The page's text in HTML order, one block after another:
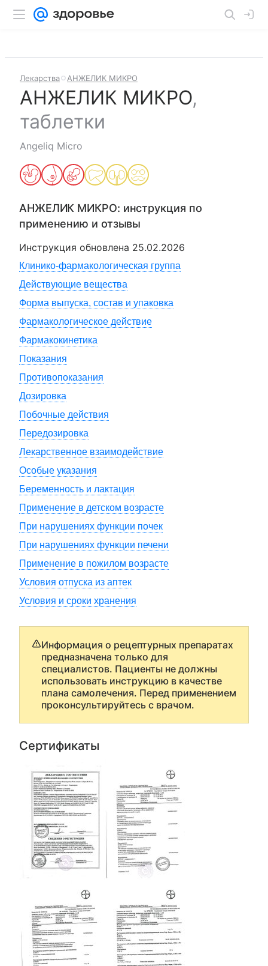
Лекарства АНЖЕЛИК МИКРО
АНЖЕЛИК МИКРО,
таблетки
Angeliq Micro
АНЖЕЛИК МИКРО: инструкция по
применению и отзывы
Инструкция обновлена 25.02.2026
Клинико-фармакологическая группа
Действующие вещества
Форма выпуска, состав и упаковка
Фармакологическое действие
Фармакокинетика
Показания
Противопоказания
Дозировка
Побочные действия
Передозировка
Лекарственное взаимодействие
Особые указания
Беременность и лактация
Применение в детском возрасте
При нарушениях функции почек
При нарушениях функции печени
Применение в пожилом возрасте
Условия отпуска из аптек
Условия и сроки хранения
Информация о рецептурных препаратах
предназначена только для
специалистов. Пациенты не должны
использовать инструкцию в качестве
плана самолечения. Перед применением
проконсультируйтесь с врачом.
Сертификаты